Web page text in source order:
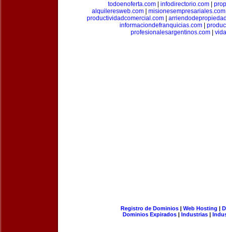
todoenoferta.com
infodirectorio.com
alquileresweb.com
misionesempresariales.com
productividadcomercial.com
informaciondefranquicias.com
profesionalesargentinos.com|
Registro de Dominios| Web Hosting |
Dominios Expirados | Industrias |